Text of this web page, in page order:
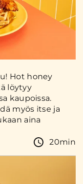
Hot honey
löytyy
kaupoissa.
myös itse ja
aina
20min